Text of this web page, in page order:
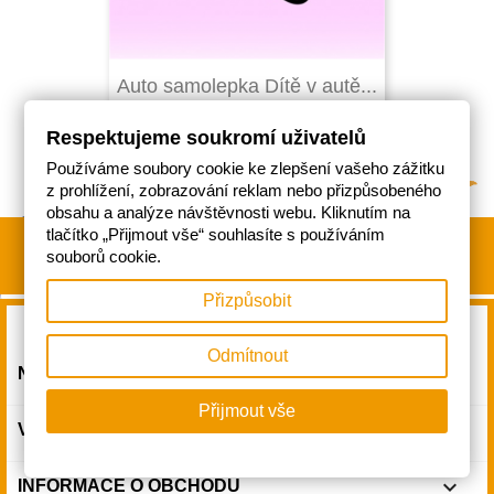
Auto samolepka Dítě v autě...
NAŠE SPOLEČNOST 
VÁŠ ÚČET 
INFORMACE O OBCHODU keyboard_arrow_down
Respektujeme soukromí uživatelů
Používáme soubory cookie ke zlepšení vašeho zážitku
z prohlížení, zobrazování reklam nebo přizpůsobeného
obsahu a analýze návštěvnosti webu. Kliknutím na
tlačítko „Přijmout vše“ souhlasíte s používáním
souborů cookie.
Přizpůsobit
Odmítnout
Přijmout vše